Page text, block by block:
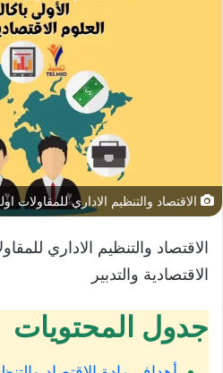
الاقتصاد والتنظيم الاداري للمقاولات
الاقتصاد والتنظيم الاداري
الاقتصادية والتدبير
جدول المحتويات